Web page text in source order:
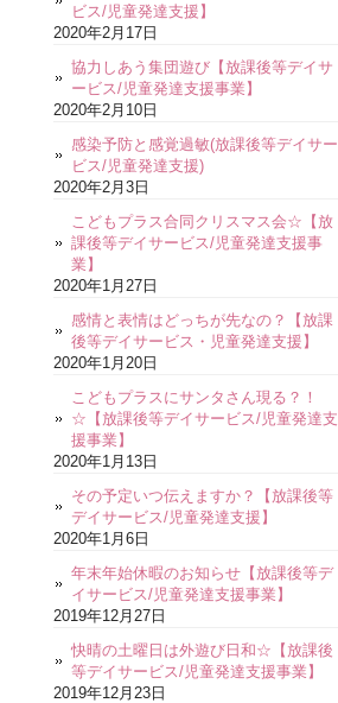
ビス/児童発達支援】
2020年2月17日
協力しあう集団遊び【放課後等デイサ
ービス/児童発達支援事業】
2020年2月10日
感染予防と感覚過敏(放課後等デイサー
ビス/児童発達支援)
2020年2月3日
こどもプラス合同クリスマス会☆【放
課後等デイサービス/児童発達支援事
業】
2020年1月27日
感情と表情はどっちが先なの？【放課
後等デイサービス・児童発達支援】
2020年1月20日
こどもプラスにサンタさん現る？！
☆【放課後等デイサービス/児童発達支
援事業】
2020年1月13日
その予定いつ伝えますか？【放課後等
デイサービス/児童発達支援】
2020年1月6日
年末年始休暇のお知らせ【放課後等デ
イサービス/児童発達支援事業】
2019年12月27日
快晴の土曜日は外遊び日和☆【放課後
等デイサービス/児童発達支援事業】
2019年12月23日